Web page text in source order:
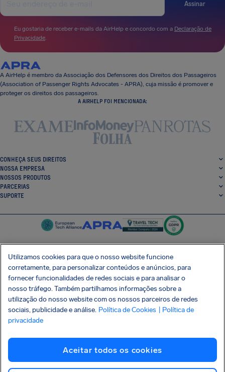
Assinar
Eu gostaria de receber e-mails da AirHelp e concordo com a Declaração de
Privacidade.
A AirHelp é membro da Associação dos Defensores dos Direitos dos Passageiros
(Association of Passenger Rights Advocates - APRA), cuja missão é promover e
proteger os direitos dos passageiros.
A AIRHELP FOI MENCIONADA:
CONHEÇA SEUS DIREITOS
NOSSA EMPRESA
NOSSOS PRODUTOS
PARCERIAS
SUPORTE
SocialFacebook
SocialTwitter
SocialInstagram
SocialLinkedin
BAIXE GRÁTIS NOSSO APP
Política de Privacidade
Imprint
Ataque à cadeia de suprimentos Shai-Hulud
Utilizamos cookies para que o nosso website funcione
corretamente, para personalizar conteúdos e anúncios, para
fornecer funcionalidades de redes sociais e para analisar o
nosso tráfego. Também partilhamos informações sobre a
utilização do nosso website com os nossos parceiros de redes
sociais, publicidade e análise. Política de Cookies
| Política de
privacidade
Aceitar todos os cookies